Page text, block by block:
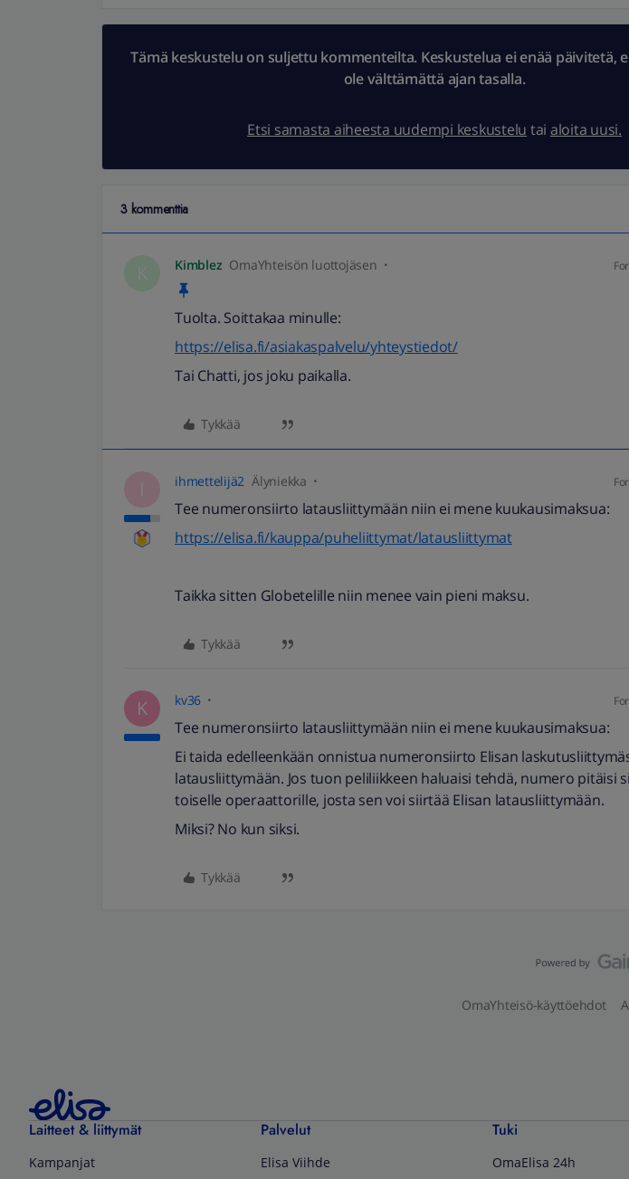
Tämä keskustelu on suljettu kommenteilta. Keskustelua ei enää päivitetä,
ole välttämättä ajan tasalla.
Etsi samasta aiheesta uudempi keskustelu tai aloita uusi.
3 kommenttia
Kimblez OmaYhteisön luottojäsen
Tuolta. Soittakaa minulle:
https://elisa.fi/asiakaspalvelu/yhteystiedot/
Tai Chatti, jos joku paikalla.
Tykkää
I ihmettelijä2 Älyniekka
Tee numeronsiirto latausliittymään niin ei mene kuukausimaksua:
https://elisa.fi/kauppa/puheliittymat/latausliittymat
Taikka sitten Globetelille niin menee vain pieni maksu.
Tykkää
K kv36
Tee numeronsiirto latausliittymään niin ei mene kuukausimaksua:
Ei taida edelleenkään onnistua numeronsiirto Elisan
latausliittymään. Jos tuon peliliikkeen haluaisi tehdä, numero pitäisi
toiselle operaattorille, josta sen voi siirtää Elisan latausliittymään.
Miksi? No kun siksi.
Tykkää
OmaYhteisö-käyttöehdot
Laitteet & liittymät
Kampanjat
Palvelut
Elisa Viihde
Tuki
OmaElisa 24h